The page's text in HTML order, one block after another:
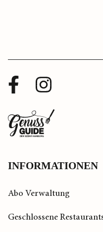
Facebook
Profil
Instagram
Zurück
zur
INFORMATIONEN
Abo Verwaltung
Geschlossene